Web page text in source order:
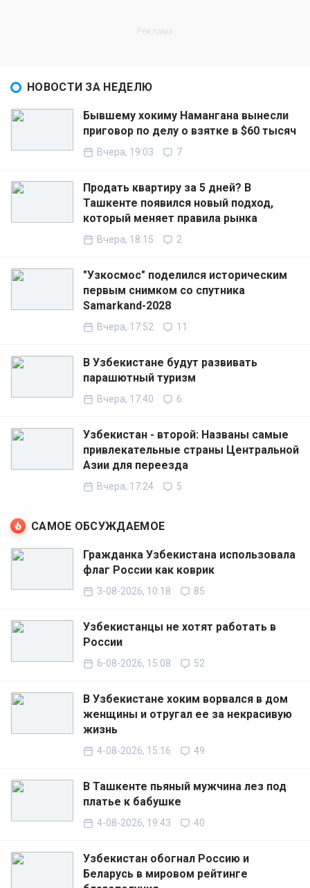
НОВОСТИ ЗА НЕДЕЛЮ
Бывшему хокиму Намангана вынесли
приговор по делу о взятке в $60 тысяч
Вчера, 19:03 7
Продать квартиру за 5 дней? В
Ташкенте появился новый подход,
который меняет правила рынка
Вчера, 18:15 2
"Узкосмос" поделился историческим
первым снимком со спутника
Samarkand-2028
Вчера, 17:52 11
В Узбекистане будут развивать
парашютный туризм
Вчера, 17:40 6
Узбекистан - второй: Названы самые
привлекательные страны Центральной
Азии для переезда
Вчера, 17:24 5
САМОЕ ОБСУЖДАЕМОЕ
Гражданка Узбекистана использовала
флаг России как коврик
3-08-2026, 10:18 85
Узбекистанцы не хотят работать в
России
6-08-2026, 15:08 52
В Узбекистане хоким ворвался в дом
женщины и отругал ее за некрасивую
жизнь
4-08-2026, 15:16 49
В Ташкенте пьяный мужчина лез под
платье к бабушке
4-08-2026, 19:43 40
Узбекистан обогнал Россию и
Беларусь в мировом рейтинге